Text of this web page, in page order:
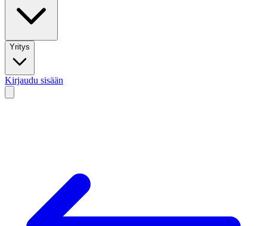
Yritys
Kirjaudu sisään